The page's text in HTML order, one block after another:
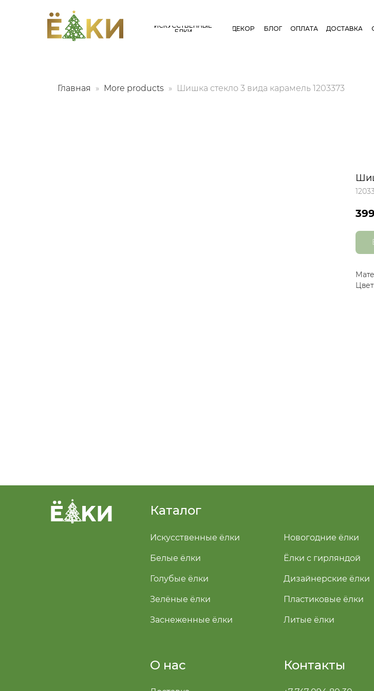
ДОСТАВКА
ОПЛАТА
БЛОГ
ДЕКОР
ИСКУССТВЕННЫЕ
ЕЛКИ
Главная More products Шишка стекло 3 вида карамель 1203373
О нас
Каталог
Контакты
Искусственные ёлки
Белые ёлки
Голубые ёлки
Зелёные ёлки
Заснеженные ёлки
Новогодние ёлки
Ёлки с гирляндой
Дизайнерские ёлки
Пластиковые ёлки
Литые ёлки